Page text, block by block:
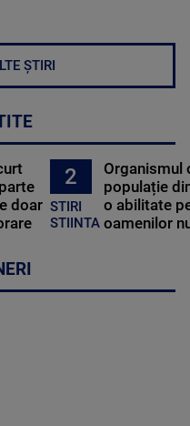
ȘTIRI
doar
2
STIRI
STIINTA
Organismul
populație
o abilitate
oamenilor